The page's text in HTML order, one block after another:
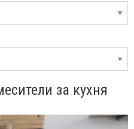
за кухня